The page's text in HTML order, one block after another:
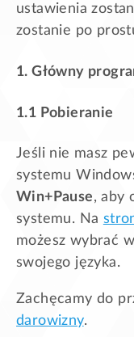
ustawienia
zostanie po
1. Główny
1.1 Pobieranie
Jeśli nie masz
systemu
Win+Pause, aby
systemu. Na
możesz wybrać
swojego języka.
Zachęcamy do
darowizny.